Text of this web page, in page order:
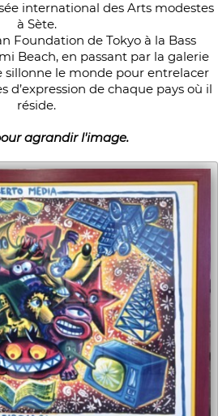
international des Arts modestes
à Sète.
Foundation de Tokyo à la Bass
Beach, en passant par la galerie
sillonne le monde pour entrelacer
d’expression de chaque pays où il
réside.
agrandir l'image.